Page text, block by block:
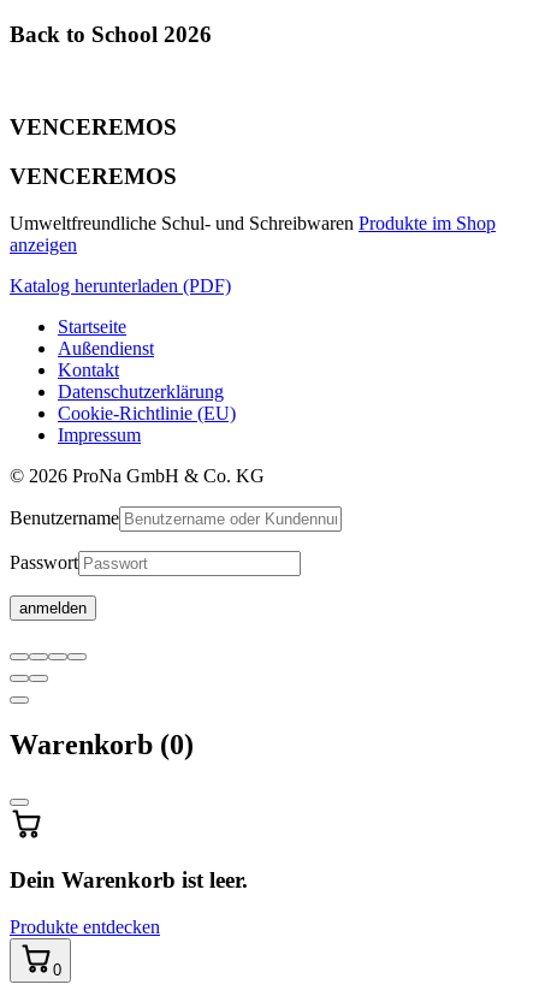
Back to School 2026
VENCEREMOS
VENCEREMOS
Umweltfreundliche Schul- und Schreibwaren Produkte im Shop
anzeigen
Katalog herunterladen (PDF)
Startseite
Außendienst
Kontakt
Datenschutzerklärung
Cookie-Richtlinie (EU)
Impressum
© 2026 ProNa GmbH & Co. KG
Benutzername
Passwort
Warenkorb
wird
…
Warenkorb (0)
Dein Warenkorb ist leer.
Produkte entdecken
0